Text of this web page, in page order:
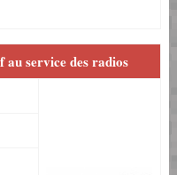
service des radios